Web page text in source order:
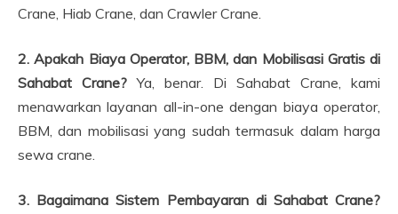
Crane, Hiab Crane, dan Crawler Crane.
2. Apakah Biaya Operator, BBM, dan Mobilisasi Gratis di
Sahabat Crane? Ya, benar. Di Sahabat Crane, kami
menawarkan layanan all-in-one dengan biaya operator,
BBM, dan mobilisasi yang sudah termasuk dalam harga
sewa crane.
3. Bagaimana Sistem Pembayaran di Sahabat Crane?